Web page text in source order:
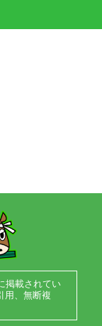
掲載されてい
用、無断複